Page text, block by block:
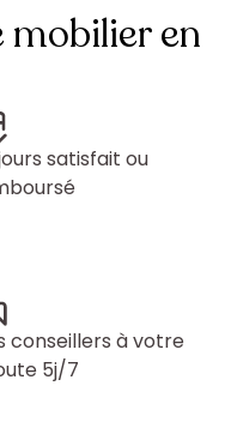
mobilier en
satisfait ou
conseillers à votre
5j/7